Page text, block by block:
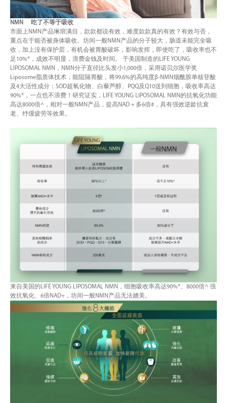
NMN 吃了不等于吸收
市面上NMN产品琳琅满目，款款都说有效，难度款款真的有效？有效与否，
重点在于能否被身体吸收。坊间一般NMN产品的分子较大，肠道未能完全吸
收，加上没有保护层，有机会被胃酸破坏，影响发挥，即使吃了，吸收率也不
足10%*，成效不明显，浪费金钱及时间。 于美国制造的LIFE YOUNG
LIPOSOMAL NMN，NMN分子直径比头发小1,000倍，采用诺贝尔医学奖
Liposome脂质体技术，能阻隔胃酸，将99.6%的高纯度β-NMN烟酰胺单核苷酸
及4大活性成分：SOD超氧化物、白藜芦醇、PQQ及Q10送到细胞，吸收率高达
90%*，一点也不浪费！研究证实，LIFE YOUNG LIPOSOMAL NMN的抗氧化功能
高达8000倍^，相对一般NMN产品，提高NAD＋多6倍#，具有强效逆龄抗衰
老、纾缓疲劳等效果。
来自美国的LIFE YOUNG LIPOSOMAL NMN，细胞吸收率高达90%*、8000倍^ 强
效抗氧化、6倍NAD+，坊间一般NMN产品无法媲美。